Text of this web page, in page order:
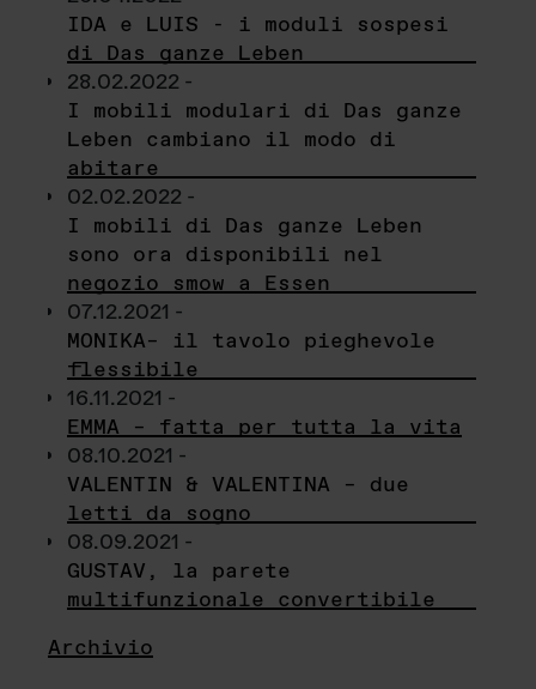
IDA e LUIS - i moduli sospesi
di Das ganze Leben
28.02.2022 -
I mobili modulari di Das ganze
Leben cambiano il modo di
abitare
02.02.2022 -
I mobili di Das ganze Leben
sono ora disponibili nel
negozio smow a Essen
07.12.2021 -
MONIKA– il tavolo pieghevole
flessibile
16.11.2021 -
EMMA – fatta per tutta la vita
08.10.2021 -
VALENTIN & VALENTINA – due
letti da sogno
08.09.2021 -
GUSTAV, la parete
multifunzionale convertibile
Archivio